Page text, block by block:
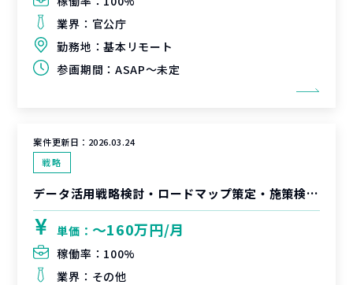
業界： 官公庁
勤務地：基本リモート
参画期間： ASAP～未定
案件更新日： 2026.03.24
戦略
データ活用戦略検討・ロードマップ策定・施策検討/推進支援
単価： 〜160万円/月
稼働率： 100%
業界： その他